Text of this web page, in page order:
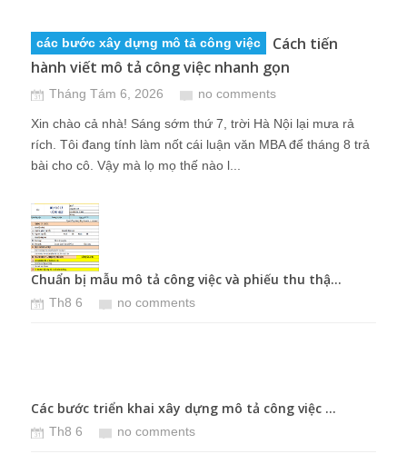
các bước xây dựng mô tả công việc
Cách tiến
hành viết mô tả công việc nhanh gọn
Tháng Tám 6, 2026 no comments
Xin chào cả nhà! Sáng sớm thứ 7, trời Hà Nội lại mưa rả
rích. Tôi đang tính làm nốt cái luận văn MBA để tháng 8 trả
bài cho cô. Vậy mà lọ mọ thế nào l...
Chuẩn bị mẫu mô tả công việc và phiếu thu thậ...
Th8 6 no comments
Các bước triển khai xây dựng mô tả công việc ...
Th8 6 no comments